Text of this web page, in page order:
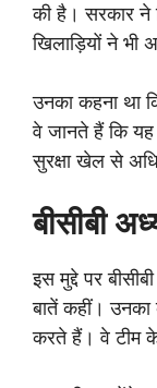
की है। सरकार ने
खिलाड़ियों ने भी
उनका कहना था
वे जानते हैं कि यह
सुरक्षा खेल से
बीसीबी
इस मुद्दे पर
बातें कहीं। उनका
करते हैं। वे टीम